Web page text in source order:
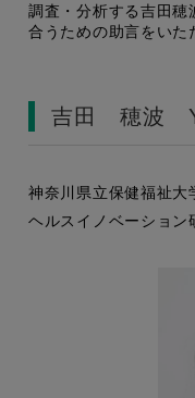
調査・分析する吉田穂
合うための助言をいた
吉田 穂波
神奈川県立保健福祉大
ヘルスイノベーション